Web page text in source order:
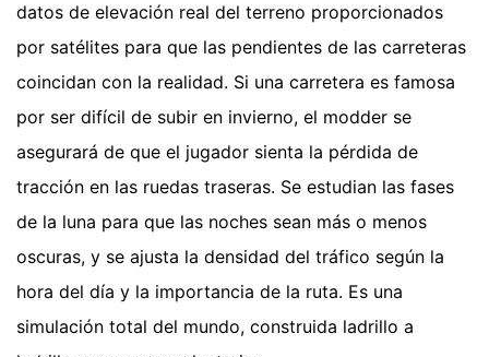
datos de elevación real del terreno proporcionados
por satélites para que las pendientes de las carreteras
coincidan con la realidad. Si una carretera es famosa
por ser difícil de subir en invierno, el modder se
asegurará de que el jugador sienta la pérdida de
tracción en las ruedas traseras. Se estudian las fases
de la luna para que las noches sean más o menos
oscuras, y se ajusta la densidad del tráfico según la
hora del día y la importancia de la ruta. Es una
simulación total del mundo, construida ladrillo a